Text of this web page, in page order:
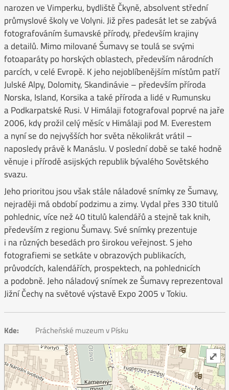
narozen ve Vimperku, bydliště Čkyně, absolvent střední
průmyslové školy ve Volyni. Již přes padesát let se zabývá
fotografováním šumavské přírody, především krajiny
a detailů. Mimo milované Šumavy se toulá se svými
fotoaparáty po horských oblastech, především národních
parcích, v celé Evropě. K jeho nejoblíbenějším místům patří
Julské Alpy, Dolomity, Skandinávie – především příroda
Norska, Island, Korsika a také příroda a lidé v Rumunsku
a Podkarpatské Rusi. V Himálaji fotografoval poprvé na jaře
2006, kdy prožil celý měsíc v Himálaji pod M. Everestem
a nyní se do nejvyšších hor světa několikrát vrátil –
naposledy právě k Manáslu. V poslední době se také hodně
věnuje i přírodě asijských republik bývalého Sovětského
svazu.
Jeho prioritou jsou však stále náladové snímky ze Šumavy,
nejraději má období podzimu a zimy. Vydal přes 330 titulů
pohlednic, více než 40 titulů kalendářů a stejně tak knih,
především z regionu Šumavy. Své snímky prezentuje
i na různých besedách pro širokou veřejnost. S jeho
fotografiemi se setkáte v obrazových publikacích,
průvodcích, kalendářích, prospektech, na pohlednicích
a podobně. Jeho náladový snímek ze Šumavy reprezentoval
Jižní Čechy na světové výstavě Expo 2005 v Tokiu.
Kde: Prácheňské muzeum v Písku
⤢